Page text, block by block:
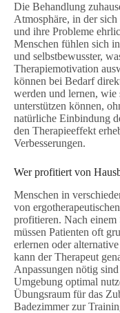
Die Behandlung
Atmosphäre, in der
und ihre Probleme
Menschen fühlen sich
und selbstbewusster,
Therapiemotivation
können bei Bedarf
werden und lernen, wie
unterstützen können,
natürliche Einbindung
den Therapieeffekt
Verbesserungen.
Wer profitiert von
Menschen in
von
profitieren. Nach einem
müssen Patienten oft
erlernen oder
kann der Therapeut
Anpassungen nötig
Umgebung optimal
Übungsraum für das
Badezimmer zur